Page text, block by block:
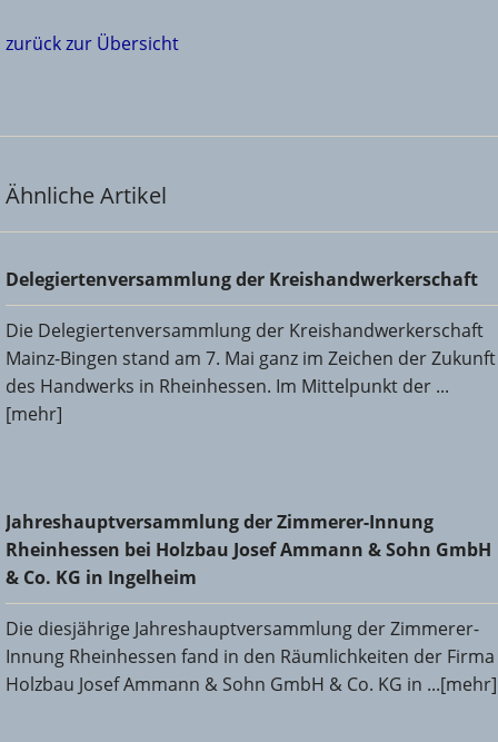
zurück zur Übersicht
Ähnliche Artikel
Delegiertenversammlung der Kreishandwerkerschaft
Delegiertenversammlung der Kreishandwerkerschaft
Die Delegiertenversammlung der Kreishandwerkerschaft
Mainz-Bingen stand am 7. Mai ganz im Zeichen der Zukunft
des Handwerks in Rheinhessen. Im Mittelpunkt der ...
[mehr]
Jahreshauptversammlung der Zimmerer-Innung
Rheinhessen bei Holzbau Josef Ammann & Sohn GmbH &
Co. KG in Ingelheim
Jahreshauptversammlung der Zimmerer-Innung
Rheinhessen bei Holzbau Josef Ammann & Sohn GmbH
& Co. KG in Ingelheim
Die diesjährige Jahreshauptversammlung der Zimmerer-
Innung Rheinhessen fand in den Räumlichkeiten der Firma
Holzbau Josef Ammann & Sohn GmbH & Co. KG in ...[mehr]